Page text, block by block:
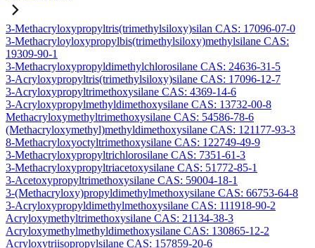
3-Methacryloxypropyltris(trimethylsiloxy)silan CAS: 17096-07-0
3-Methacryloyloxypropylbis(trimethylsiloxy)methylsilane CAS:
19309-90-1
3-Methacryloxypropyldimethylchlorosilane CAS: 24636-31-5
3-Acryloxypropyltris(trimethylsiloxy)silane CAS: 17096-12-7
3-Acryloxypropyltrimethoxysilane CAS: 4369-14-6
3-Acryloxypropylmethyldimethoxysilane CAS: 13732-00-8
Methacryloxymethyltrimethoxysilane CAS: 54586-78-6
(Methacryloxymethyl)methyldimethoxysilane CAS: 121177-93-3
8-Methacryloxyoctyltrimethoxysilane CAS: 122749-49-9
3-Methacryloxypropyltrichlorosilane CAS: 7351-61-3
3-Methacryloxypropyltriacetoxysilane CAS: 51772-85-1
3-Acetoxypropyltrimethoxysilane CAS: 59004-18-1
3-(Methacryloxy)propyldimethylmethoxysilane CAS: 66753-64-8
3-Acryloxypropyldimethylmethoxysilane CAS: 111918-90-2
Acryloxymethyltrimethoxysilane CAS: 21134-38-3
Acryloxymethylmethyldimethoxysilane CAS: 130865-12-2
Acryloxytriisopropylsilane CAS: 157859-20-6